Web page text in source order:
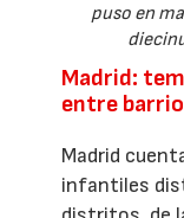
puso en
Madrid:
entre
Madrid
infantiles